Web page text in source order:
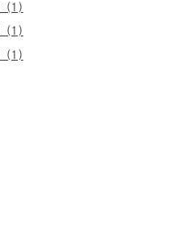
(1)
(1)
(1)